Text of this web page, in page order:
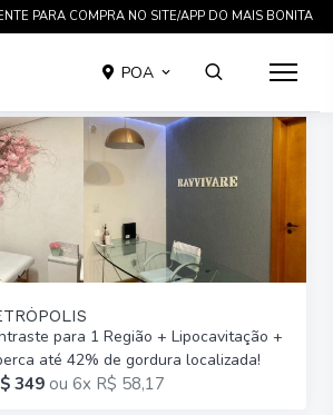
CIENTIFICAMENTE EM ATÉ 12 X SEM JUROS
POA
para 1 Região + Lipocavitação +
até 42% de gordura localizada!
349 ou 6x R$ 58,17